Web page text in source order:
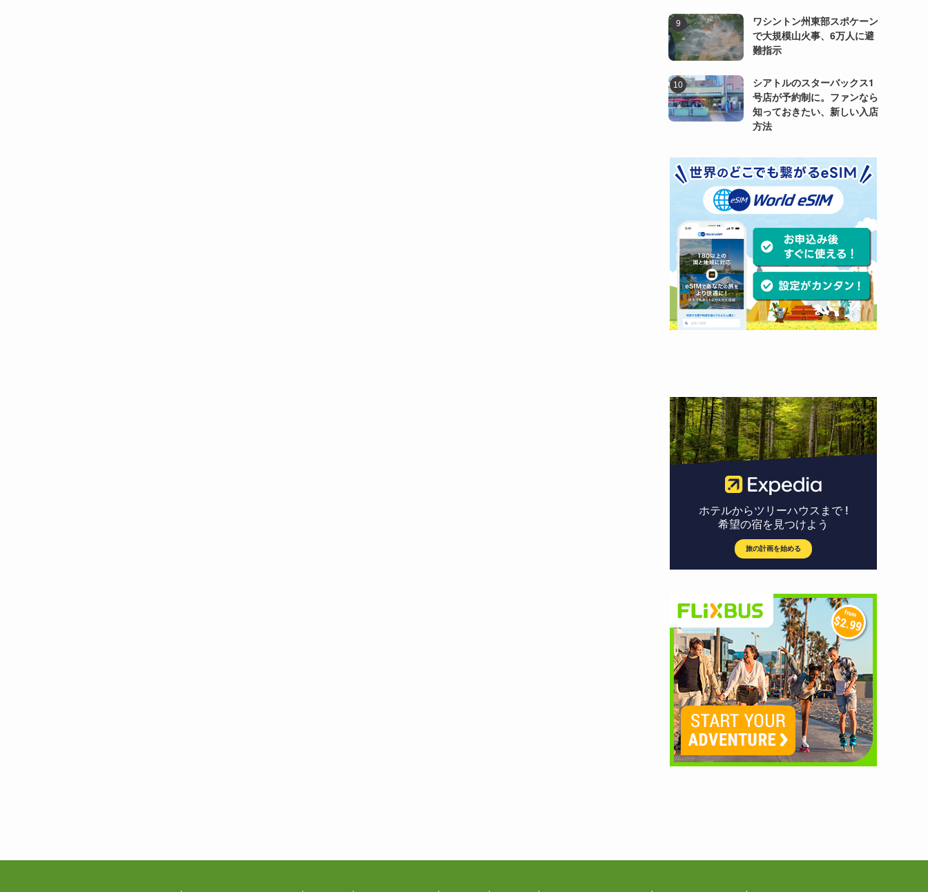
ワシントン州東部スポケーン
で大規模山火事、6万人に避
難指示
シアトルのスターバックス1
号店が予約制に。ファンなら
知っておきたい、新しい入店
方法